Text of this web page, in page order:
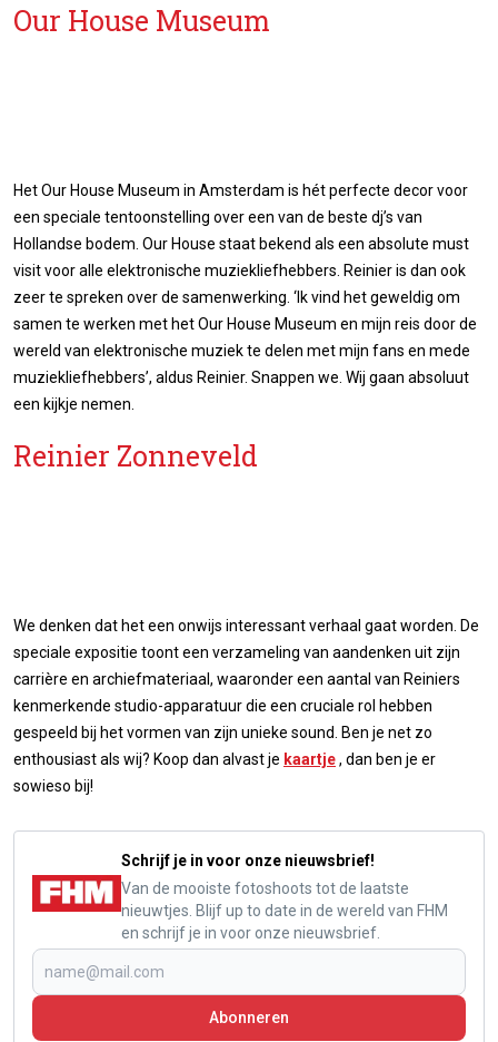
Our House Museum
Het Our House Museum in Amsterdam is hét perfecte decor voor
een speciale tentoonstelling over een van de beste dj’s van
Hollandse bodem. Our House staat bekend als een absolute must
visit voor alle elektronische muziekliefhebbers. Reinier is dan ook
zeer te spreken over de samenwerking. ‘Ik vind het geweldig om
samen te werken met het Our House Museum en mijn reis door de
wereld van elektronische muziek te delen met mijn fans en mede
muziekliefhebbers’, aldus Reinier. Snappen we. Wij gaan absoluut
een kijkje nemen.
Reinier Zonneveld
We denken dat het een onwijs interessant verhaal gaat worden. De
speciale expositie toont een verzameling van aandenken uit zijn
carrière en archiefmateriaal, waaronder een aantal van Reiniers
kenmerkende studio-apparatuur die een cruciale rol hebben
gespeeld bij het vormen van zijn unieke sound. Ben je net zo
enthousiast als wij? Koop dan alvast je kaartje, dan ben je er
sowieso bij!
Schrijf je in voor onze nieuwsbrief!
Van de mooiste fotoshoots tot de laatste
nieuwtjes. Blijf up to date in de wereld van FHM
en schrijf je in voor onze nieuwsbrief.
Abonneren